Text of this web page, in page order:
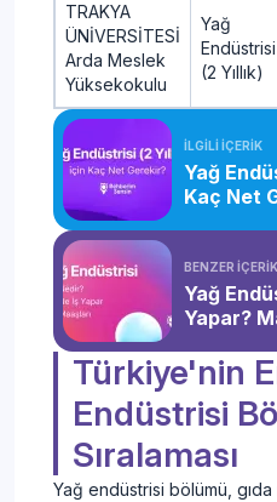
TRAKYA
ÜNİVERSİTESİ
Arda Meslek
Yüksekokulu
Yağ
Endüstrisi
(2 Yıllık)
İLGİLİ İÇERİK
Yağ
Kaç Net
BENZER İÇERİK
Yağ
Yapar?
Türkiye'nin
Endüstrisi
Sıralaması
Yağ endüstrisi bölümü,